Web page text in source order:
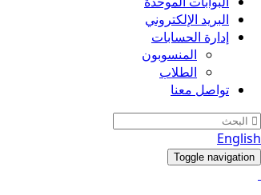
البريد الإلكتروني
إدارة الحسابات
المنسوبون
الطلاب
تواصل معنا
English
Toggle navigation